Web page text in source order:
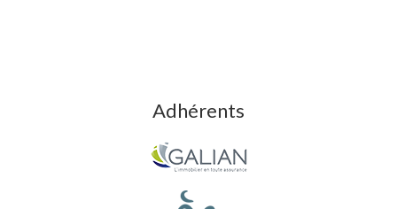
Adhérents